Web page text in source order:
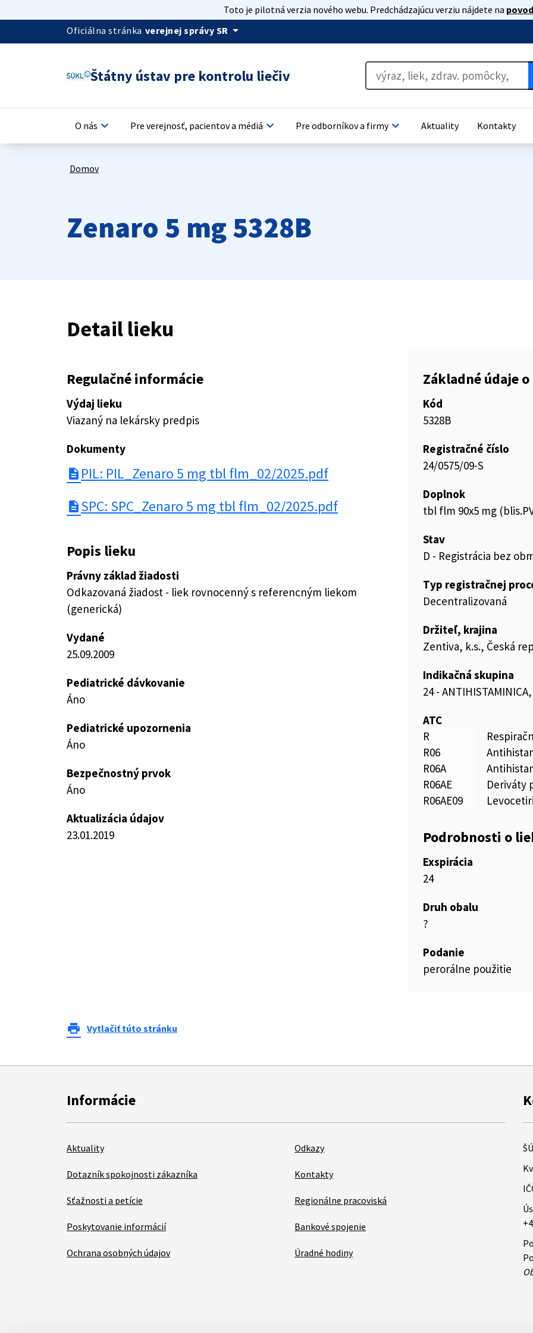
Toto je pilotná verzia nového webu. Predchádzajúcu verziu nájdete na
Oficiálna stránka verejnej správy SR arrow_drop_down
Štátny ústav pre kontrolu liečiv
O nás keyboard_arrow_down Pre verejnosť, pacientov a médiá keyboard_arrow_down Pre odborníkov a firmykeyboard_arrow_down Aktuality Kontakty
Domov
Zenaro 5 mg 5328B
Detail lieku
Regulačné informácie
Výdaj lieku
Viazaný na lekársky predpis
Dokumenty
description PIL: PIL_Zenaro 5 mg tbl flm_02/2025.pdf
description SPC: SPC_Zenaro 5 mg tbl flm_02/2025.pdf
Popis lieku
Právny základ žiadosti
Odkazovaná žiadost - liek rovnocenný s referencným liekom
(generická)
Vydané
25.09.2009
Pediatrické dávkovanie
Áno
Pediatrické upozornenia
Áno
Bezpečnostný prvok
Áno
Aktualizácia údajov
23.01.2019
Základné údaje
Kód
5328B
Registračné číslo
24/0575/09-S
Doplnok
tbl flm 90x5 mg
Stav
D - Registrácia bez
Typ registračnej
Decentralizovaná
Držiteľ, krajina
Zentiva, k.s., Česká
Indikačná skupina
24 -
ATC
R
R06
R06A
R06AE
Deriváty
R06AE09
Podrobnosti o
Exspirácia
24
Druh obalu
?
Podanie
perorálne použitie
print Vytlačiť túto stránku
Informácie
Aktuality
Dotazník spokojnosti zákazníka
Sťažnosti a petície
Poskytovanie informácií
Ochrana osobných údajov
Odkazy
Kontakty
Regionálne pracoviská
Bankové spojenie
Úradné hodiny